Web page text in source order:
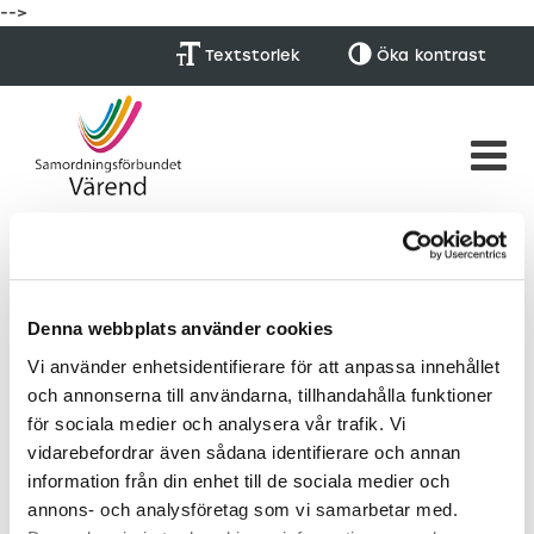
Denna webbplats använder cookies
Vi använder enhetsidentifierare för att anpassa innehållet
och annonserna till användarna, tillhandahålla funktioner
för sociala medier och analysera vår trafik. Vi
vidarebefordrar även sådana identifierare och annan
information från din enhet till de sociala medier och
annons- och analysföretag som vi samarbetar med.
-->
Textstorlek Öka kontrast
Presentation och utvärdering
från #breakfastatsfvarend
Publicerad: 19/12 -19